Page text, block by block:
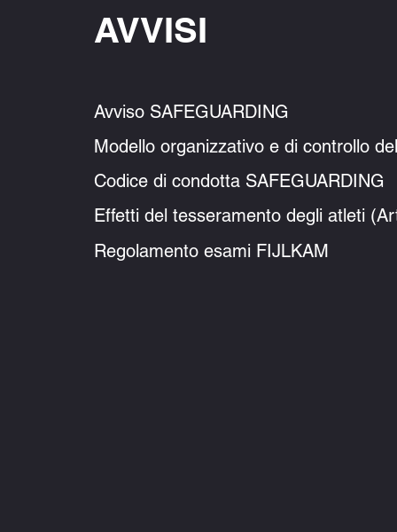
AVVISI
Avviso
Modello organizzativo e di
Codice di condotta
Effetti del tesseramento degli atleti
Regolamento esami FIJLKAM